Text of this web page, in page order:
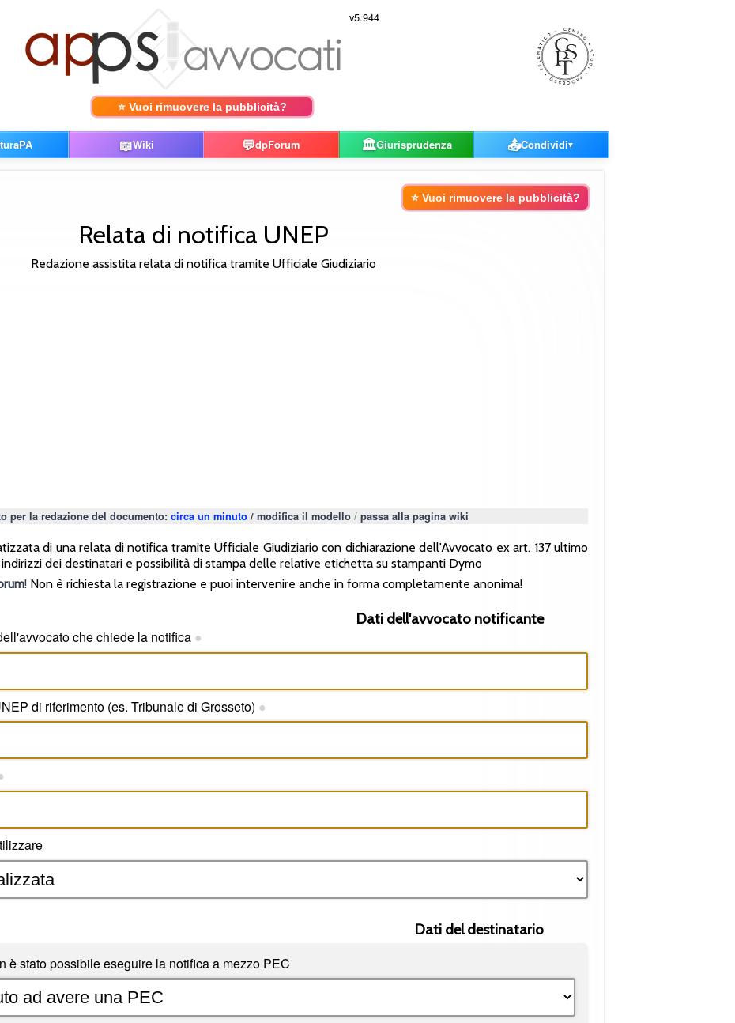
v5.944
⭐ Vuoi rimuovere la pubblicità?
📖Wiki 💬dpForum 🏛️Giurisprudenza 📤Condividi▼
⭐ Vuoi rimuovere la pubblicità?
Relata di notifica UNEP
Redazione assistita relata di notifica tramite Ufficiale Giudiziario
per la redazione del documento:circa un minuto /modifica il modello /passa alla pagina wiki
di una relata di notifica tramite Ufficiale Giudiziario con dichiarazione dell'Avvocato ex art. 137 ultimo
dei destinatari e possibilità di stampa delle relative etichetta su stampanti Dymo
!Non è richiesta la registrazione e puoi intervenire anche in forma completamente anonima!
Dati dell'avvocato notificante
che chiede la notifica ●
di riferimento (es. Tribunale di Grosseto) ●
Dati del destinatario
è stato possibile eseguire la notifica a mezzo PEC